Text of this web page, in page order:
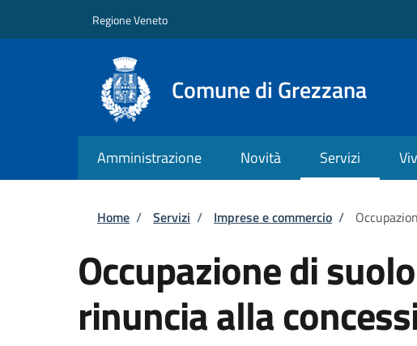
Regione Veneto
Comune di Grezzana
Amministrazione Novità Servizi
Briciole di pane
Home / Servizi / Imprese e commercio /
Occupazione di
rinuncia alla